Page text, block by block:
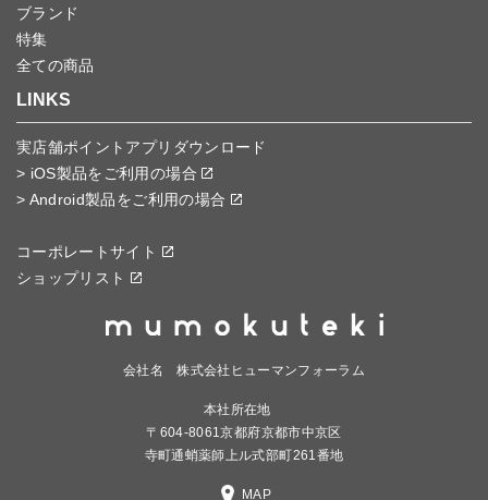
ブランド
特集
全ての商品
LINKS
実店舗ポイントアプリダウンロード
> iOS製品をご利用の場合
> Android製品をご利用の場合
コーポレートサイト
ショップリスト
会社名 株式会社ヒューマンフォーラム
本社所在地
〒604-8061京都府京都市中京区
寺町通蛸薬師上ル式部町261番地
MAP